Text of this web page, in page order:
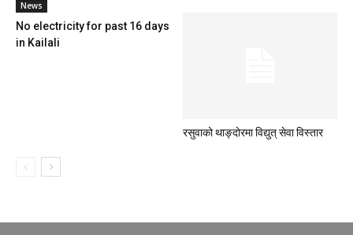
News
No electricity for past 16 days
in Kailali
रसुवाको थाङ्दोरमा विद्युत् सेवा विस्तार